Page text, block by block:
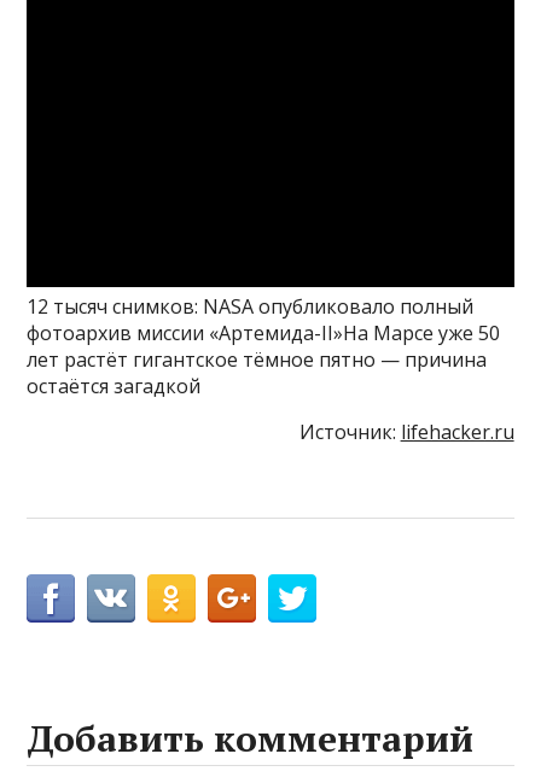
12 тысяч снимков: NASA опубликовало полный
фотоархив миссии «Артемида-II»На Марсе уже 50
лет растёт гигантское тёмное пятно — причина
остаётся загадкой
Источник: lifehacker.ru
Добавить комментарий